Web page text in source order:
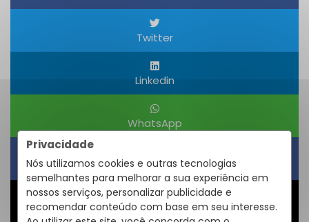
Privacidade
Nós utilizamos cookies e outras tecnologias
semelhantes para melhorar a sua experiência em
nossos serviços, personalizar publicidade e
recomendar conteúdo com base em seu interesse.
Twitter
Linkedin
WhatsApp
Obter um Link
Compartilhar